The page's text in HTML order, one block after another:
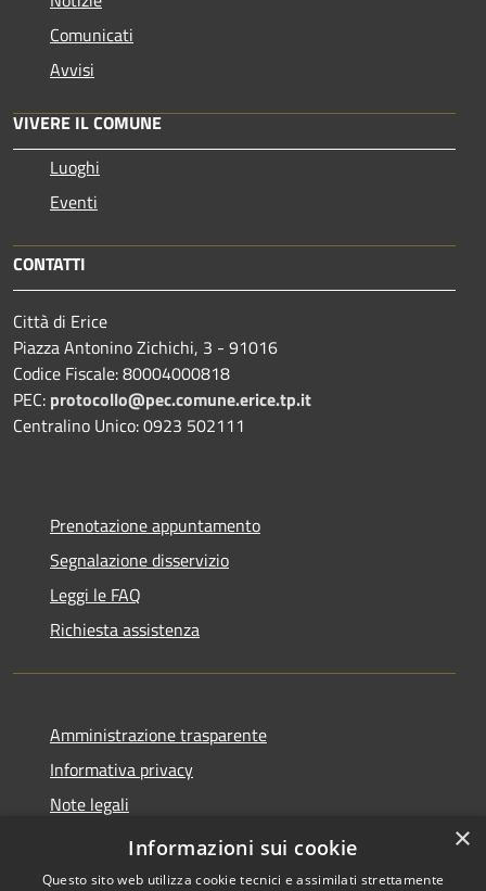
Comunicati
Avvisi
VIVERE IL COMUNE
Luoghi
Eventi
CONTATTI
Città di Erice
Piazza Antonino Zichichi, 3 - 91016
Codice Fiscale: 80004000818
PEC: protocollo@pec.comune.erice.tp.it
Centralino Unico: 0923 502111
Prenotazione appuntamento
Segnalazione disservizio
Leggi le FAQ
Richiesta assistenza
Amministrazione trasparente
Informativa privacy
Note legali
Dichiarazione di accessibilità
×
Informazioni sui cookie
Questo sito web utilizza cookie tecnici e assimilati strettamente